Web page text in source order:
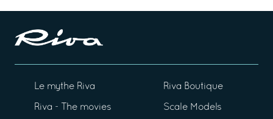
Le mythe Riva
Riva - The movies
Riva Boutique
Scale Models